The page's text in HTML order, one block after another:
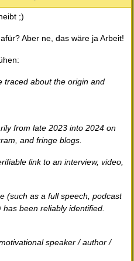
;)
Aber ne, das wäre ja Arbeit!
traced about the origin and
from late 2023 into 2024 on
and fringe blogs.
link to an interview, video,
(such as a full speech, podcast
been reliably identified.
speaker / author /